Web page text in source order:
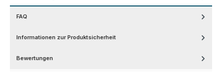
FAQ
Informationen zur Produktsicherheit
Bewertungen